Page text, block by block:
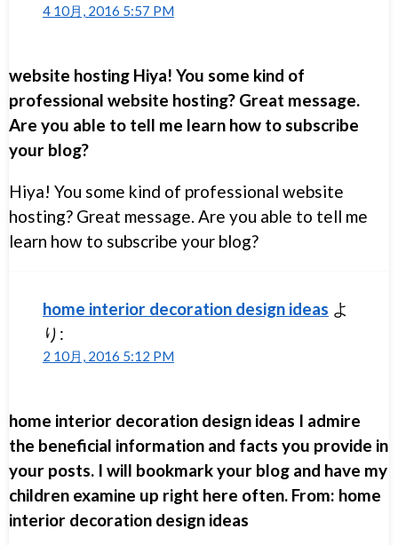
4 10月, 2016 5:57 PM
website hosting Hiya! You some kind of
professional website hosting? Great message.
Are you able to tell me learn how to subscribe
your blog?
Hiya! You some kind of professional website
hosting? Great message. Are you able to tell me
learn how to subscribe your blog?
home interior decoration design ideas よ
り:
2 10月, 2016 5:12 PM
home interior decoration design ideas I admire
the beneficial information and facts you provide in
your posts. I will bookmark your blog and have my
children examine up right here often. From: home
interior decoration design ideas